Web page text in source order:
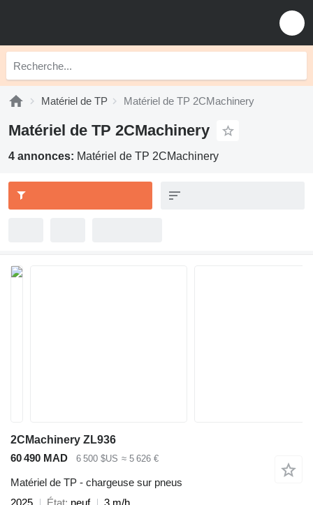
Matériel de TP Matériel de TP 2CMachinery
Matériel de TP 2CMachinery
4 annonces: Matériel de TP 2CMachinery
2CMachinery ZL936
60 490 MAD
6 500 $US ≈ 5 626 €
Matériel de TP - chargeuse sur pneus
2025
État neuf
3 m/h